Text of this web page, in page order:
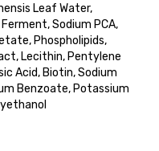
Leaf Water,
Sodium PCA,
Phospholipids,
Lecithin, Pentylene
Acid, Biotin, Sodium
Benzoate, Potassium